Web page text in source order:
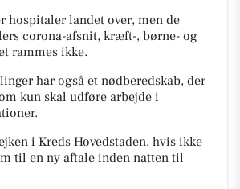
hospitaler landet over, men de
corona-afsnit, kræft-, børne- og
rammes ikke.
har også et nødberedskab, der
kun skal udføre arbejde i
i Kreds Hovedstaden, hvis ikke
til en ny aftale inden natten til